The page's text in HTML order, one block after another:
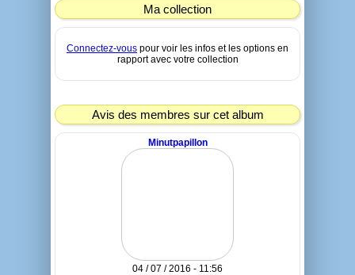
Ma collection
Connectez-vous pour voir les infos et les options en
rapport avec votre collection
Avis des membres sur cet album
Minutpapillon
04 / 07 / 2016 - 11:56